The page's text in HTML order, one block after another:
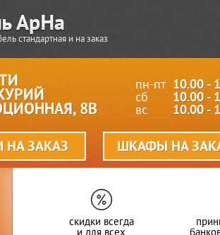
стандартная и на заказ
8В
пн-пт 10.00 -
сб 10.00 -
вс 10.00 -
НА ЗАКАЗ ШКАФЫ НА
скидки всегда